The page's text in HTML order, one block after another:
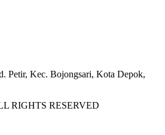
Petir, Kec. Bojongsari, Kota Depok,
RIGHTS RESERVED